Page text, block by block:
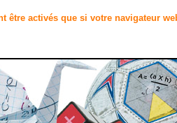
être activés que si votre navigateur